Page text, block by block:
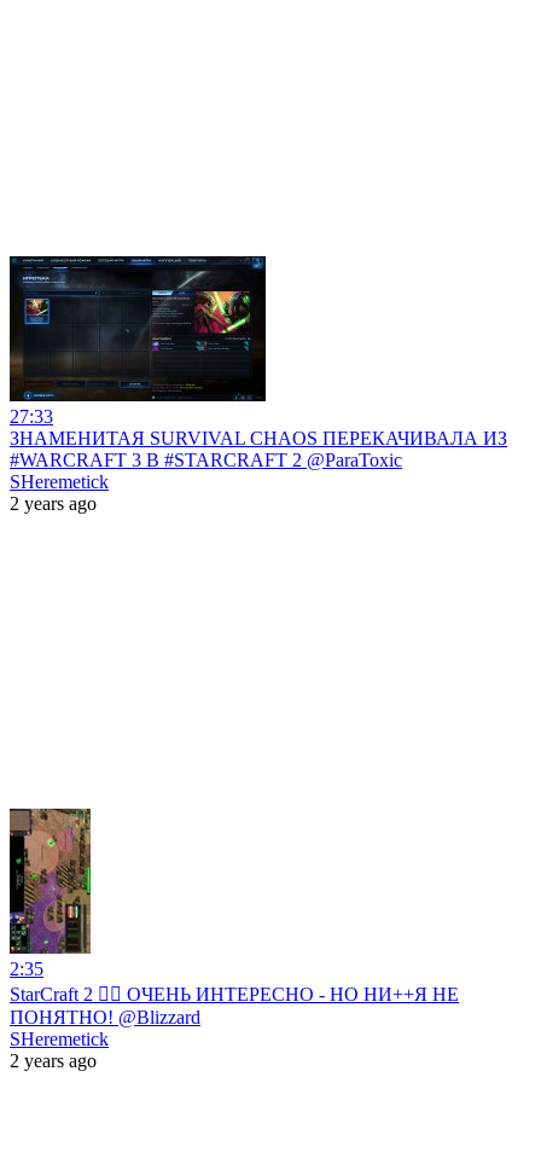
27:33
ЗНАМЕНИТАЯ SURVIVAL CHAOS ПЕРЕКАЧИВАЛА ИЗ
#WARCRAFT 3 В #STARCRAFT 2 @ParaToxic
SHeremetick
2 years ago
2:35
StarCraft 2 🙅‍♂️ ОЧЕНЬ ИНТЕРЕСНО - НО НИ++Я НЕ
ПОНЯТНО! @Blizzard
SHeremetick
2 years ago